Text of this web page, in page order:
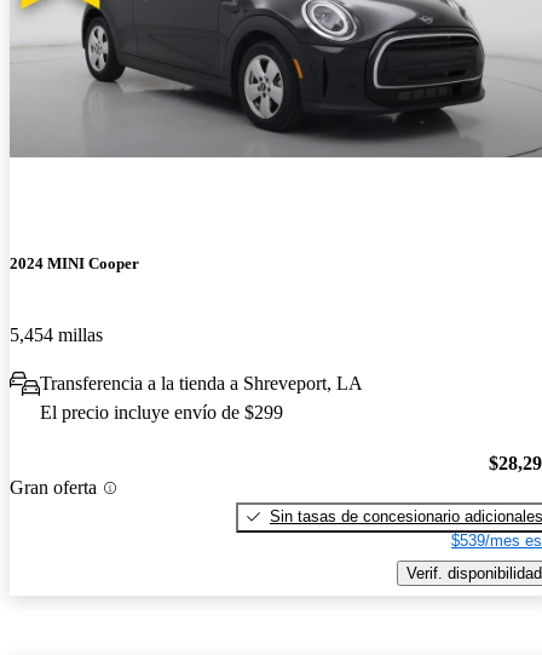
2024 MINI Cooper
5,454 millas
Transferencia a la tienda a Shreveport, LA
El precio incluye envío de $299
Gran oferta
Sin tasas de concesionario adicionales
$539/mes
Verif. disponibilidad